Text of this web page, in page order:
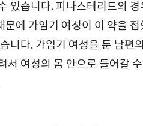
있습니다. 피나스테리드의
에 가임기 여성이 이 약을
니다. 가임기 여성을 둔 남편
서 여성의 몸 안으로 들어갈